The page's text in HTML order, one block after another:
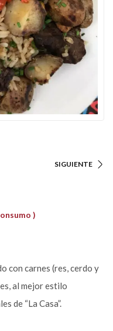
SIGUIENTE
)
con carnes (res, cerdo y
al mejor estilo
de “La Casa”.